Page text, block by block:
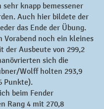
knapp bemessener
Auch hier bildete der
das Ende der Übung.
noch ein kleines
der Ausbeute von 299,2
sich die
Wolff holten 293,9
Punkte).
beim Fender
Rang 4 mit 270,8